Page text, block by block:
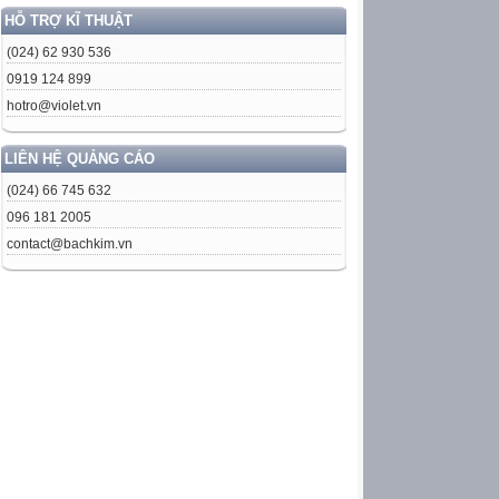
HỖ TRỢ KĨ THUẬT
(024) 62 930 536
0919 124 899
hotro@violet.vn
LIÊN HỆ QUẢNG CÁO
(024) 66 745 632
096 181 2005
contact@bachkim.vn